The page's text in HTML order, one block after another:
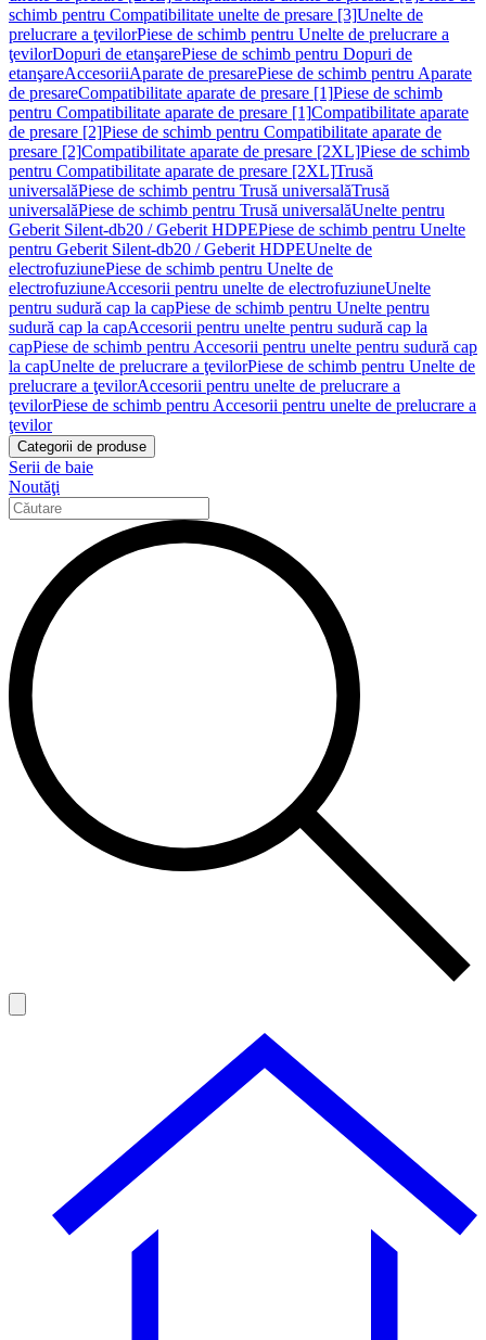
schimb pentru Compatibilitate unelte de presare [3]Unelte de
prelucrare a ţevilorPiese de schimb pentru Unelte de prelucrare a
ţevilorDopuri de etanşarePiese de schimb pentru Dopuri de
etanşareAccesoriiAparate de presarePiese de schimb pentru Aparate
de presareCompatibilitate aparate de presare [1]Piese de schimb
pentru Compatibilitate aparate de presare [1]Compatibilitate aparate
de presare [2]Piese de schimb pentru Compatibilitate aparate de
presare [2]Compatibilitate aparate de presare [2XL]Piese de schimb
pentru Compatibilitate aparate de presare [2XL]Trusă
universalăPiese de schimb pentru Trusă universalăTrusă
universalăPiese de schimb pentru Trusă universalăUnelte pentru
Geberit Silent-db20 / Geberit HDPEPiese de schimb pentru Unelte
pentru Geberit Silent-db20 / Geberit HDPEUnelte de
electrofuziunePiese de schimb pentru Unelte de
electrofuziuneAccesorii pentru unelte de electrofuziuneUnelte
pentru sudură cap la capPiese de schimb pentru Unelte pentru
sudură cap la capAccesorii pentru unelte pentru sudură cap la
capPiese de schimb pentru Accesorii pentru unelte pentru sudură cap
la capUnelte de prelucrare a ţevilorPiese de schimb pentru Unelte de
prelucrare a ţevilorAccesorii pentru unelte de prelucrare a
ţevilorPiese de schimb pentru Accesorii pentru unelte de prelucrare a
ţevilor
Categorii de produse
Serii de baie
Noutăţi